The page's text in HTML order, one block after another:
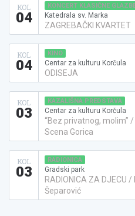
KOL
04
KONCERT KLASIČNE
Katedrala sv. Marka
ZAGREBAČKI KVARTET
KOL
04
KINO
Centar za kulturu Korčula
ODISEJA
KOL
03
KAZALIŠNA PREDSTAVA
Centar za kulturu Korčula
“Bez privatnog, molim”
Scena Gorica
KOL
03
RADIONICA
Gradski park
RADIONICA ZA DJECU
Šeparović